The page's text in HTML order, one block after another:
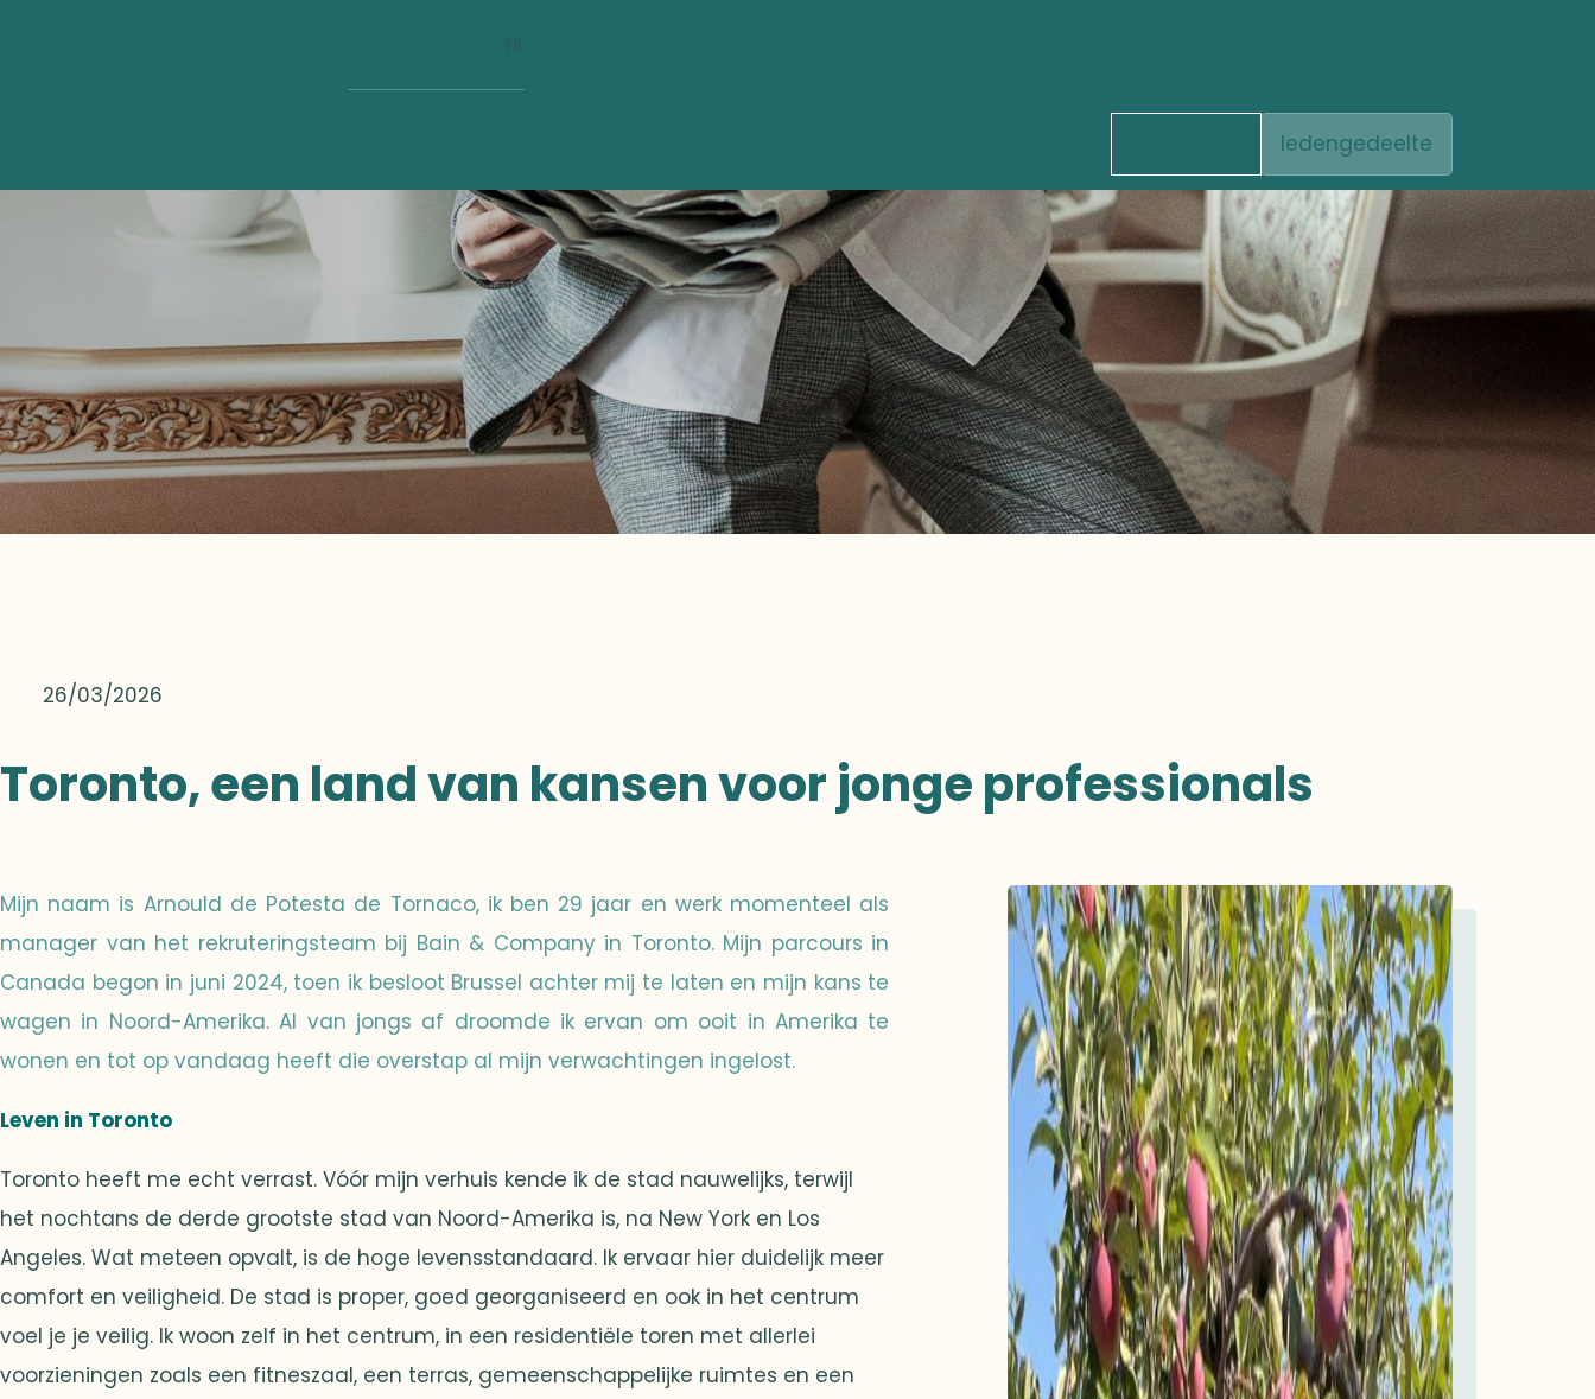
NL
ledengedeelte
26/03/2026
Toronto, een land van kansen voor jonge professionals
Mijn naam is Arnould de Potesta de Tornaco, ik ben 29 jaar en werk momenteel als
manager van het rekruteringsteam bij Bain & Company in Toronto. Mijn parcours in
Canada begon in juni 2024, toen ik besloot Brussel achter mij te laten en mijn kans te
wagen in Noord-Amerika. Al van jongs af droomde ik ervan om ooit in Amerika te
wonen en tot op vandaag heeft die overstap al mijn verwachtingen ingelost.
Leven in Toronto
Toronto heeft me echt verrast. Vóór mijn verhuis kende ik de stad nauwelijks, terwijl
het nochtans de derde grootste stad van Noord-Amerika is, na New York en Los
Angeles. Wat meteen opvalt, is de hoge levensstandaard. Ik ervaar hier duidelijk meer
comfort en veiligheid. De stad is proper, goed georganiseerd en ook in het centrum
voel je je veilig. Ik woon zelf in het centrum, in een residentiële toren met allerlei
voorzieningen zoals een fitneszaal, een terras, gemeenschappelijke ruimtes en een